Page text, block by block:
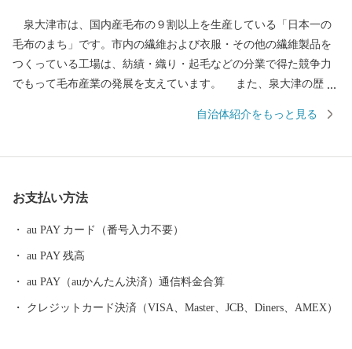
泉大津市は、国内産毛布の９割以上を生産している「日本一の
毛布のまち」です。市内の繊維および衣服・その他の繊維製品を
つくっている工場は、紡績・織り・起毛などの分業で得た競争力
でもって毛布産業の発展を支えています。 また、泉大津の歴史
ていました。交通の要として人の往来も多く、随筆や紀行の中に
市、南部は大津川を境として泉北郡忠岡町と隣接しています。西
北部は大阪湾に面し、はるかに六甲山、淡路島を望むことができ
自治体紹介をもっと見る
お支払い方法
au PAY カード（番号入力不要）
au PAY 残高
au PAY（auかんたん決済）通信料金合算
クレジットカード決済（VISA、Master、JCB、Diners、AMEX）